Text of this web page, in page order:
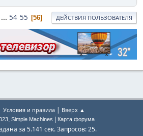
... 54 55 56 ДЕЙСТВИЯ ПОЛЬЗОВАТЕЛЯ
Условия и правила | Вверх ▲
, Simple Machines Карта форума
за 5.141 сек. Запросов: 25.